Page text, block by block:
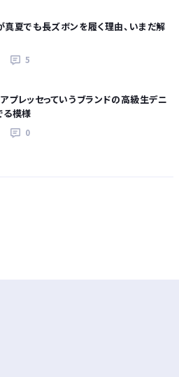
真夏でも長ズボンを履く理由、いまだ解
5
プレッセっていうブランドの高級生デニ
る模様
0